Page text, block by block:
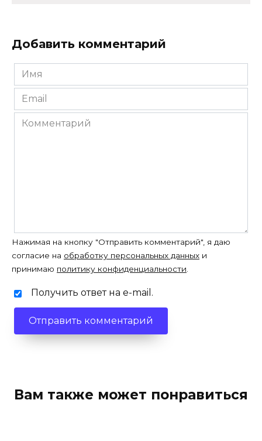
Добавить комментарий
Имя
*
Email
*
Комментарий
Нажимая на кнопку "Отправить комментарий", я даю
согласие на обработку персональных данных и
принимаю политику конфиденциальности.
Получить ответ на e-mail.
Вам также может понравиться